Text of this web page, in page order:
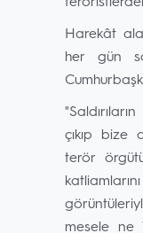
Harekât
her gün
çıkıp bize
terör
mesele ne